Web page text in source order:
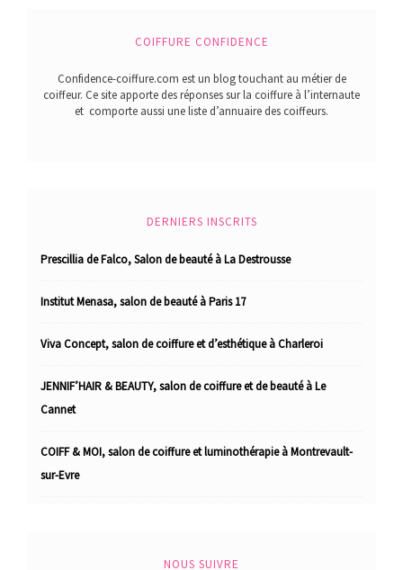
COIFFURE CONFIDENCE
Confidence-coiffure.com est un blog touchant au métier de
coiffeur. Ce site apporte des réponses sur la coiffure à l’internaute
et comporte aussi une liste d’annuaire des coiffeurs.
DERNIERS INSCRITS
Prescillia de Falco, Salon de beauté à La Destrousse
Institut Menasa, salon de beauté à Paris 17
Viva Concept, salon de coiffure et d’esthétique à Charleroi
JENNIF’HAIR & BEAUTY, salon de coiffure et de beauté à Le
Cannet
COIFF & MOI, salon de coiffure et luminothérapie à Montrevault-
sur-Evre
NOUS SUIVRE